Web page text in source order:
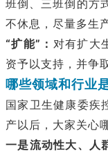
班倒、三班倒的方
不休息，尽量多生产
“扩能”： 对有扩大
资予以支持，并争
哪些领域和行业
国家卫生健康委疾
产以后，大家关心
一是流动性大、人